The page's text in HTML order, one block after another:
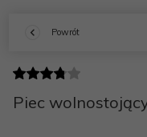
Powrót
Piec